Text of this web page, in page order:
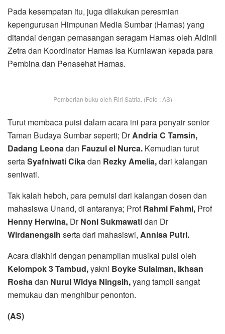
Pada kesempatan itu, juga dilakukan peresmian
kepengurusan Himpunan Media Sumbar (Hamas) yang
ditandai dengan pemasangan seragam Hamas oleh Aidinil
Zetra dan Koordinator Hamas Isa Kurniawan kepada para
Pembina dan Penasehat Hamas.
Pemberian buku oleh Riri Satria. (Foto : AS)
Turut membaca puisi dalam acara ini para penyair senior
Taman Budaya Sumbar seperti; DrAndria C Tamsin,
Dadang Leonadan Fauzul el Nurca. Kemudian turut
sertaSyafniwatiCikadan Rezky Amelia,dari kalangan
seniwati.
Tak kalah heboh, para pemuisi dari kalangan dosen dan
mahasiswa Unand, di antaranya; ProfRahmi Fahmi, Prof
Henny Herwina, DrNoni Sukmawatidan Dr
Wirdanengsih serta dari mahasiswi, Annisa Putri.
Acara diakhiri dengan penampilan musikal puisi oleh
Kelompok 3 Tambud,yakni Boyke Sulaiman, Ikhsan
Roshadan Nurul Widya Ningsih,yang tampil sangat
memukau dan menghibur penonton.
(AS)